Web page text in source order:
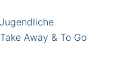
Away & To Go